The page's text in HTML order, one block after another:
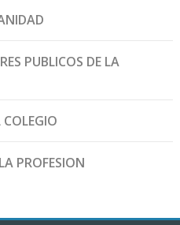
PUBLICOS DE LA
COLEGIO
PROFESION